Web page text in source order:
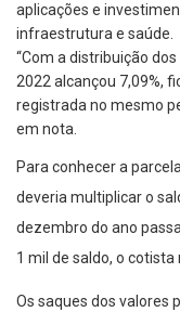
aplicações e
infraestrutura e saúde.
“Com a distribuição
2022 alcançou 7,09%,
registrada no mesmo
em nota.
Para conhecer a
deveria multiplicar o
dezembro do ano
1 mil de saldo, o cotista
Os saques dos valores